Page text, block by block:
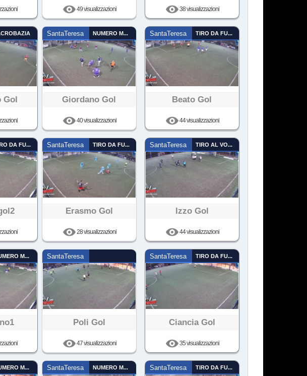
49 visualizzazioni 38 visualizzazioni
Gol
SantaTeresa NUMERO MAGICO
Giordano Gol
40 visualizzazioni
SantaTeresa TIRO DA FUORI
Beato Gol
44 visualizzazioni
TIRO DA FUORI SantaTeresa TIRO DA FUORI
Erasmo Gol
28 visualizzazioni
SantaTeresa TIRO AL VOLO
Izzo Gol
44 visualizzazioni
NUMERO MAGICO SantaTeresa
Poli Gol
47 visualizzazioni
SantaTeresa TIRO DA FUORI
Ciancia Gol
35 visualizzazioni
NUMERO MAGICO SantaTeresa NUMERO MAGICO SantaTeresa TIRO DA FUORI